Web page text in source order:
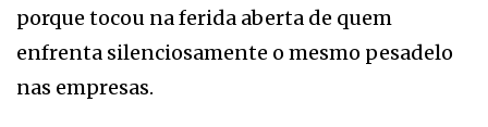
porque tocou na ferida aberta de quem
enfrenta silenciosamente o mesmo pesadelo
nas empresas.